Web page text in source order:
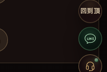
回到頂